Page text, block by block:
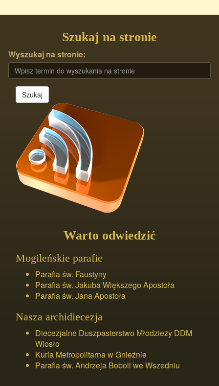
Szukaj na stronie
Wyszukaj na stronie:
Szukaj
Warto odwiedzić
Mogileńskie parafie
Parafia św. Faustyny
Parafia św. Jakuba Większego Apostoła
Parafia św. Jana Apostoła
Nasza archidiecezja
Diecezjalne Duszpasterstwo Młodzieży DDM
Wiosło
Kuria Metropolitarna w Gnieźnie
Parafia św. Andrzeja Boboli we Wszedniu